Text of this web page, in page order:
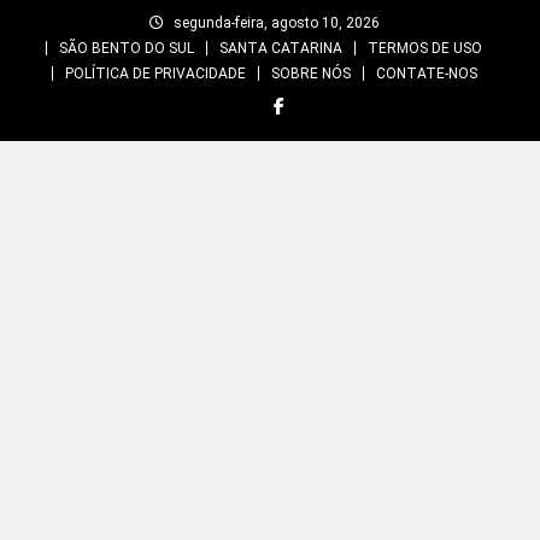
segunda-feira, agosto 10, 2026
SÃO BENTO DO SUL
SANTA CATARINA
TERMOS DE USO
POLÍTICA DE PRIVACIDADE
SOBRE NÓS CONTATE-NOS